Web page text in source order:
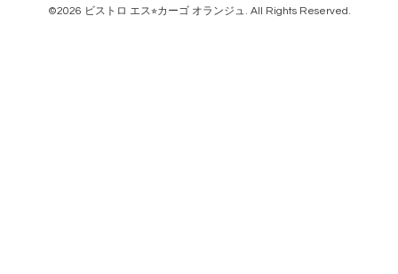
©2026 ビストロ エス⭐︎カーゴ オランジュ. All Rights Reserved.